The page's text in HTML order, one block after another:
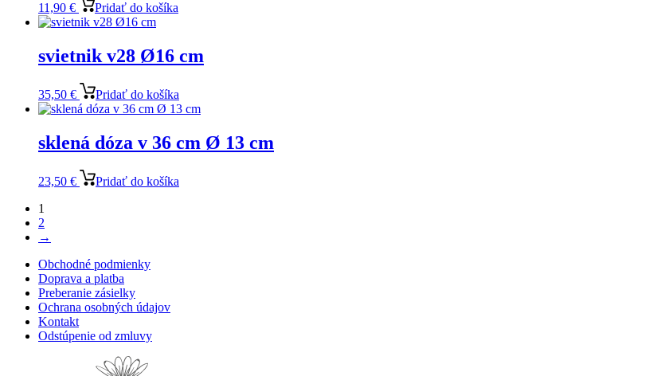
11,90 € Pridať do košíka
svietnik v28 Ø16 cm
35,50 € Pridať do košíka
sklená dóza v 36 cm Ø 13 cm
23,50 €
Pridať do košíka
1
2
→
Obchodné podmienky
Doprava a platba
Preberanie zásielky
Ochrana osobných údajov
Kontakt
Odstúpenie od zmluvy